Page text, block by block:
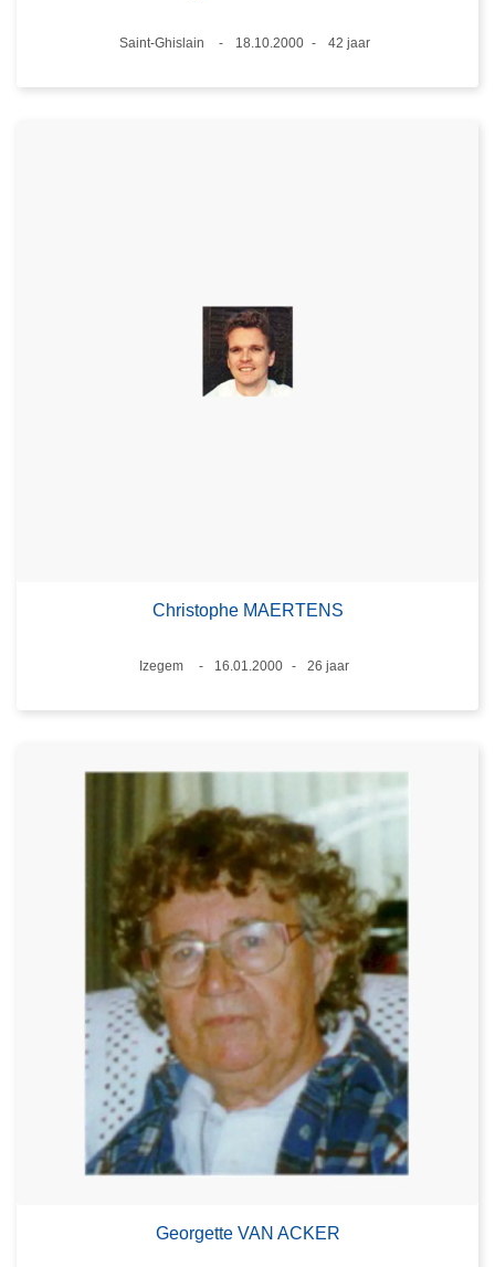
Plaats
Saint-Ghislain
18.10.2000
42 jaar
Christophe MAERTENS
Plaats
Izegem
16.01.2000
26 jaar
Georgette VAN ACKER